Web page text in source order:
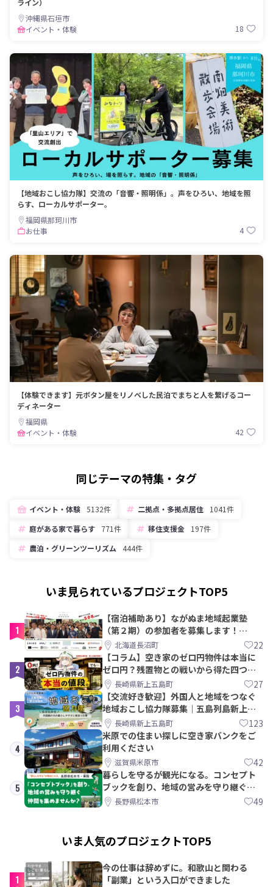
沖縄県石垣市
イベント・体験
18
【地域おこし協力隊】交流の「音響・照明係」。声をひろい、地域を照
らす、ローカルサポーター。
福岡県那珂川市
お仕事
4
【体験できます】元ボタン屋をリノベした民泊でまちと人を繋げるコー
ディネーター
福岡県
イベント・体験
42
同じテーマの特集・タグ
イベント・体験 5132件 二拠点・多拠点居住
1041件
庭がある家で暮らす
771件 移住支援金
197件
農泊・グリーンツーリズム
444件
いま見られているプロジェクトTOP5
1
【宿泊補助あり】ながぬま地域起業塾
（第２期）の参加者を募集します！
【8/21〆】
北海道長沼町 22
2
【コラム】空き家のゼロ円物件は本当に
ゼロ円？残置物との戦いから得た四つの
教訓｜新上五島町
長崎県新上五島町 27
3
【交流好き歓迎】外国人と地域をつなぐ
地域おこし協力隊募集｜五島列島新上五
島町長崎県新上五島町 123
4
米原での住まい探しに空き家バンクをご
利用ください
滋賀県米原市 42
5
暮らしを守るが観光になる。コンセプト
ブックを創り、地域の営みを守り継ぐ仲
間を集めませんか？
長野県松本市 49
いま人気のプロジェクトTOP5
1
今の仕事は辞めずに。和歌山と関わる
「副業」という入口ができました